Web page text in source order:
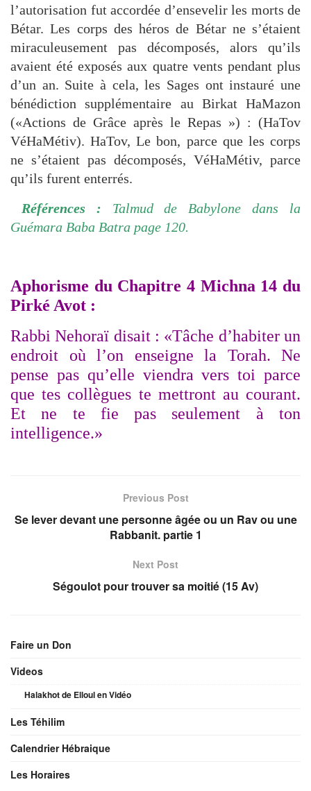
l’autorisation fut accordée d’ensevelir les morts de
Bétar. Les corps des héros de Bétar ne s’étaient
miraculeusement pas décomposés, alors qu’ils
avaient été exposés aux quatre vents pendant plus
d’un an. Suite à cela, les Sages ont instauré une
bénédiction supplémentaire au Birkat HaMazon
(«Actions de Grâce après le Repas ») : (HaTov
VéHaMétiv).HaTov, Le bon, parce que les corps
ne s’étaient pas décomposés, VéHaMétiv, parce
qu’ils furent enterrés.
Références : Talmud de Babylone dans la
Guémara Baba Batra page 120.
Aphorisme du Chapitre 4 Michna 14 du
Pirké Avot :
Rabbi Nehoraï disait : «Tâche d’habiter un
endroit où l’on enseigne la Torah. Ne
pense pas qu’elle viendra vers toi parce
que tes collègues te mettront au courant.
Et ne te fie pas seulement à ton
intelligence.»
Previous Post
Se lever devant une personne âgée ou un Rav ou une
Rabbanit. partie 1
Next Post
Ségoulot pour trouver sa moitié (15 Av)
Faire un Don
Videos
Halakhot de Elloul en Vidéo
Les Téhilim
Calendrier Hébraique
Les Horaires